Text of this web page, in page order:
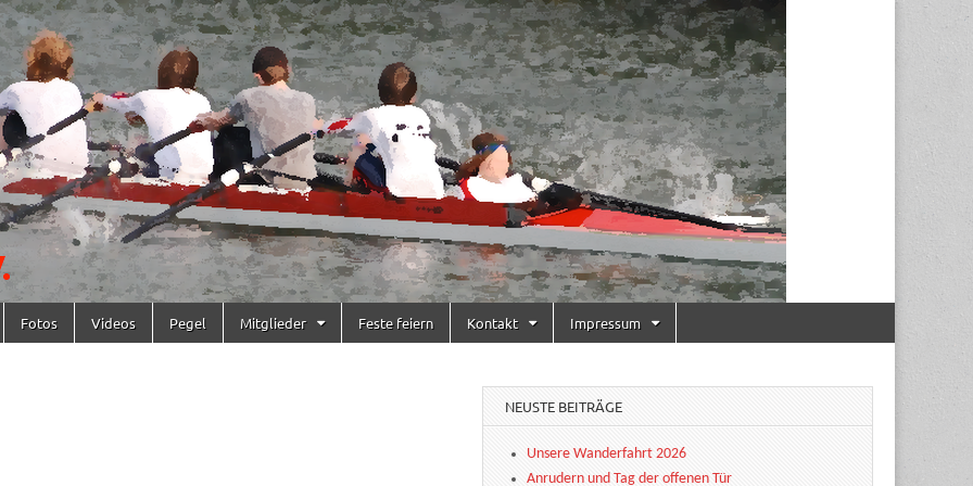
Fotos Videos Pegel Mitglieder Feste feiern Kontakt Impressum
NEUSTE BEITRÄGE
Unsere Wanderfahrt 2026
Anrudern und Tag der offenen Tür